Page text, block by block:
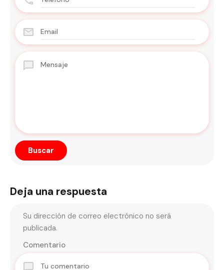
Deja una respuesta
Su dirección de correo electrónico no será
publicada.
Comentario